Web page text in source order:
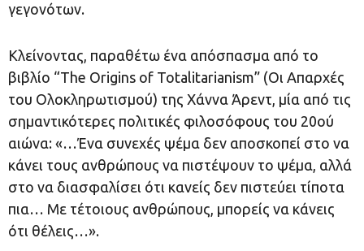
γεγονότων.
Κλείνοντας, παραθέτω ένα απόσπασμα από το
βιβλίο “The Origins of Totalitarianism” (Οι Απαρχές
του Ολοκληρωτισμού) της Χάννα Άρεντ, μία από τις
σημαντικότερες πολιτικές φιλοσόφους του 20ού
αιώνα: «…Ένα συνεχές ψέμα δεν αποσκοπεί στο να
κάνει τους ανθρώπους να πιστέψουν το ψέμα, αλλά
στο να διασφαλίσει ότι κανείς δεν πιστεύει τίποτα
πια… Με τέτοιους ανθρώπους, μπορείς να κάνεις
ότι θέλεις…».